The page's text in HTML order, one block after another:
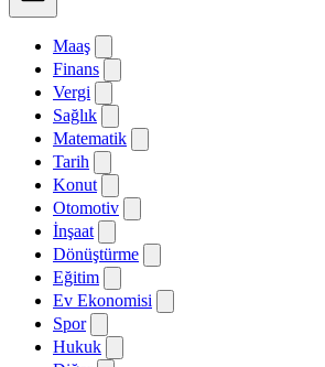
Maaş
Finans
Vergi
Sağlık
Matematik
Tarih
Konut
Otomotiv
İnşaat
Dönüştürme
Eğitim
Ev Ekonomisi
Spor
Hukuk